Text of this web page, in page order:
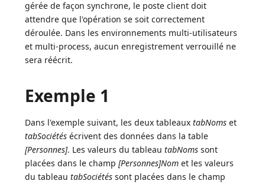
gérée de façon synchrone, le poste client doit
attendre que l'opération se soit correctement
déroulée. Dans les environnements multi-utilisateurs
et multi-process, aucun enregistrement verrouillé ne
sera réécrit.
Exemple 1
Dans l'exemple suivant, les deux tableauxtabNoms et
tabSociétés écrivent des données dans la table
[Personnes]. Les valeurs du tableautabNoms sont
placées dans le champ[Personnes]Nom et les valeurs
du tableautabSociétés sont placées dans le champ